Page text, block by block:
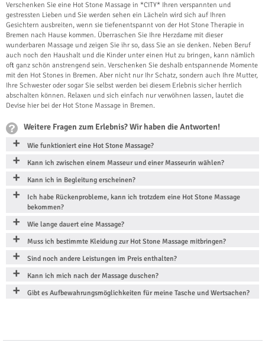
Verschenken Sie eine Hot Stone Massage in *CITY* Ihren verspannten und
gestressten Lieben und Sie werden sehen ein Lächeln wird sich auf Ihren
Gesichtern ausbreiten, wenn sie tiefenentspannt von der Hot Stone Therapie in
Bremen nach Hause kommen. Überraschen Sie Ihre Herzdame mit dieser
wunderbaren Massage und zeigen Sie ihr so, dass Sie an sie denken. Neben Beruf
auch noch den Haushalt und die Kinder unter einen Hut zu bringen, kann nämlich
oft ganz schön anstrengend sein. Verschenken Sie deshalb entspannende Momente
mit den Hot Stones in Bremen. Aber nicht nur Ihr Schatz, sondern auch Ihre Mutter,
Ihre Schwester oder sogar Sie selbst werden bei diesem Erlebnis sicher herrlich
abschalten können. Relaxen und sich einfach nur verwöhnen lassen, lautet die
Devise hier bei der Hot Stone Massage in Bremen.
Weitere Fragen zum Erlebnis? Wir haben die Antworten!
Wie funktioniert eine Hot Stone Massage?
Kann ich zwischen einem Masseur und einer Masseurin wählen?
Kann ich in Begleitung erscheinen?
Ich habe Rückenprobleme, kann ich trotzdem eine Hot Stone Massage
bekommen?
Wie lange dauert eine Massage?
Muss ich bestimmte Kleidung zur Hot Stone Massage mitbringen?
Sind noch andere Leistungen im Preis enthalten?
Kann ich mich nach der Massage duschen?
Gibt es Aufbewahrungsmöglichkeiten für meine Tasche und Wertsachen?